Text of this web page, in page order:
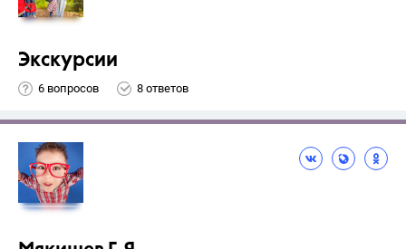
Экскурсии
6 вопросов 8 ответов